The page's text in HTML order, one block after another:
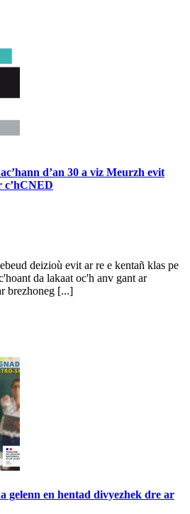
d’an 30 a viz Meurzh evit
c’hCNED
deizioù evit ar re e kentañ klas pe
da lakaat oc'h anv gant ar
brezhoneg [...]
gelenn en hentad divyezhek dre ar